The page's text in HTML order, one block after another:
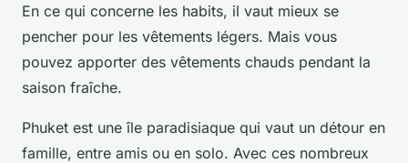
En ce qui concerne les habits, il vaut mieux se
pencher pour les vêtements légers. Mais vous
pouvez apporter des vêtements chauds pendant la
saison fraîche.
Phuket est une île paradisiaque qui vaut un détour en
famille, entre amis ou en solo. Avec ces nombreux